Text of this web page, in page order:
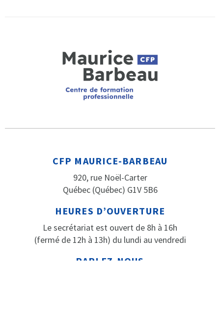
CFP MAURICE-BARBEAU
920, rue Noël-Carter
Québec (Québec) G1V 5B6
HEURES D’OUVERTURE
Le secrétariat est ouvert de 8h à 16h
(fermé de 12h à 13h) du lundi au vendredi
PARLEZ-NOUS